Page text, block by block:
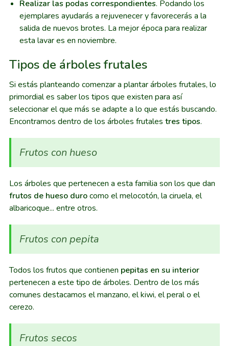
Realizar las podas correspondientes. Podando los
ejemplares ayudarás a rejuvenecer y favorecerás a la
salida de nuevos brotes. La mejor época para realizar
esta lavar es en noviembre.
Tipos de árboles frutales
Si estás planteando comenzar a plantar árboles frutales, lo
primordial es saber los tipos que existen para así
seleccionar el que más se adapte a lo que estás buscando.
Encontramos dentro de los árboles frutales tres tipos.
Frutos con hueso
Los árboles que pertenecen a esta familia son los que dan
frutos de hueso durocomo el melocotón, la ciruela, el
albaricoque... entre otros.
Frutos con pepita
Todos los frutos que contienen pepitas en su interior
pertenecen a este tipo de árboles. Dentro de los más
comunes destacamos el manzano, el kiwi, el peral o el
cerezo.
Frutos secos